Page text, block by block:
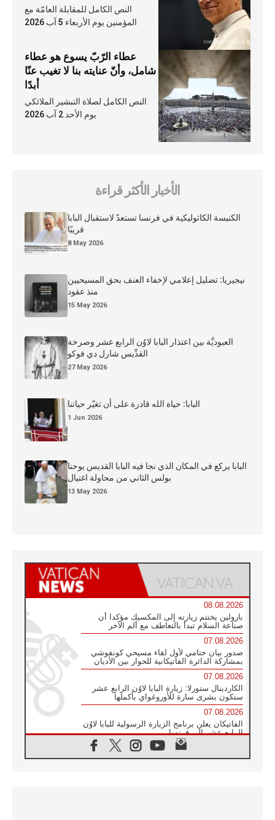
النص الكامل للمقابلة العامّة مع
المؤمنين يوم الأربعاء 5 آب 2026
عطاء الرّبّ يسوع هو عطاء
شامل، وأنّ عنايته بنا لا تغيب عنّا
أبدًا
النص الكامل لصلاة التبشير الملائكي
يوم الأحد 2 آب 2026
الأخبار الأكثر قراءة
الكنيسة الكاثوليكية في فرنسا تستعدّ لاستقبال البابا
قريبًا
8 May 2026
نيجيريا: تضليل إعلامي لإخفاء العنف بحق المسيحيين
منذ عقود
15 May 2026
العبوديَّة بين اعتذار البابا لاوُن الرابع عشر وصرخة
القدِّيس شارل دي فوكو
27 May 2026
البابا: حياة الله قادرة على أن تغيّر حياتنا
1 Jun 2026
البابا يركع في المكان الذي نجا فيه البابا القديس يوحنا
بولس الثاني من محاولة اغتيال
13 May 2026
08.08.2026
بارولين يختتم زيارته إلى المكسيك مؤكدا أن
صناعة السلام تبدأ بالتعاطف مع ألم الآخر
07.08.2026
صدور بيان ختامي لأول لقاء مسيحي كونفوشي
بمشاركة الدائرة الفاتيكانية للحوار بين الأديان
07.08.2026
الكاردينال ستورلا: زيارة البابا لاوُن الرابع عشر
ستكون بشرى سارة للأوروغواي بأكملها
07.08.2026
الفاتيكان يعلن برنامج الزيارة الرسولية للبابا لاوُن
الرابع عشر إلى فرنسا
في الذكرى الـ ٨١ لحادثة هيروشيما الكنيسة في